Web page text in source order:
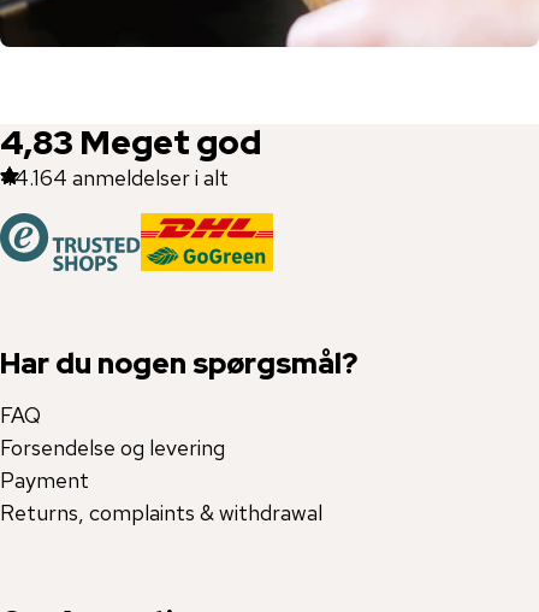
4,83 Meget god
44.164 anmeldelser i alt
Har du nogen spørgsmål?
FAQ
Forsendelse og levering
Payment
Returns, complaints & withdrawal